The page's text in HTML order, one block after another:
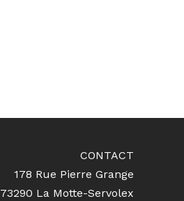
CONTACT
178 Rue Pierre Grange
73290 La Motte-Servolex